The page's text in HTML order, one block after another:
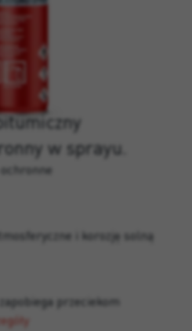
w sprayu.
ochronne
i korozję solną
przeciekom